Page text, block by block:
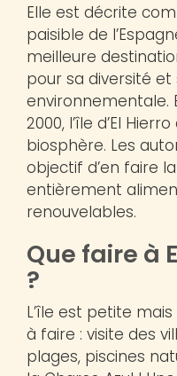
Elle est décrite
paisible de
meilleure
pour sa diversité
environnementale.
2000, l’île d’El
biosphère. Les
objectif d’en faire
entièrement
renouvelables.
Que faire à
?
L’île est petite
à faire : visite des
plages, piscines